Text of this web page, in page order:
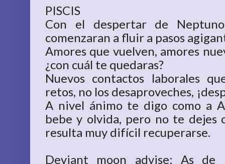
PISCIS
Con el despertar de
comenzaran a fluir a pasos
Amores que vuelven, amores
¿con cuál te quedaras?
Nuevos contactos laborales
retos, no los desaproveches,
A nivel ánimo te digo como a
bebe y olvida, pero no te dejes
resulta muy difícil recuperarse.
Deviant moon advise: As de